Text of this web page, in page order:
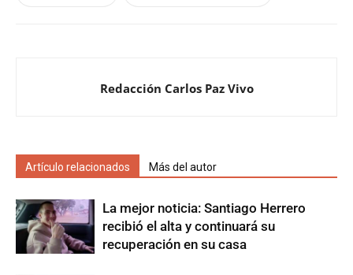
Redacción Carlos Paz Vivo
Artículo relacionados Más del autor
La mejor noticia: Santiago Herrero
recibió el alta y continuará su
recuperación en su casa